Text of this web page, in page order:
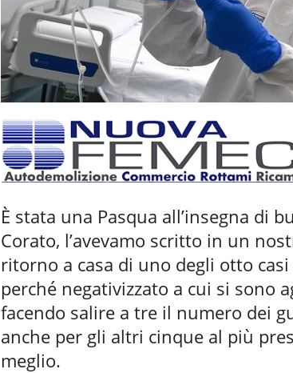
È stata una Pasqua all’insegna di
Corato, l’avevamo scritto in un
ritorno a casa di uno degli otto
perché negativizzato a cui si sono
facendo salire a tre il numero dei
anche per gli altri cinque al più
meglio.